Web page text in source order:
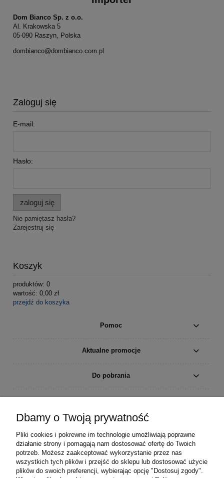
Dom Bianco Sp. z o.o.
Al. Krakowska 5
05-090 Raszyn, Polska
dombianco@dombianco.com.pl
Zaloguj się
E-mail:
Hasło:
zaloguj się
Nie pamiętasz hasła?
Zarejestruj się
Koszyk
produktów: 0
wartość: 0,00 zł
przejdź do koszyka
Pomoc
Aktualne promocje
Do pobrania
Płatności i dostawa
Informacje
O nas
Dbamy o Twoją prywatność
Pliki cookies i pokrewne im technologie umożliwiają poprawne
działanie strony i pomagają nam dostosować ofertę do Twoich
potrzeb. Możesz zaakceptować wykorzystanie przez nas
wszystkich tych plików i przejść do sklepu lub dostosować użycie
plików do swoich preferencji, wybierając opcję "Dostosuj zgody".